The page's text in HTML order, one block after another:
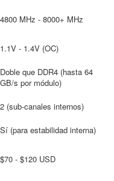
4800 MHz - 8000+ MHz
1.1V - 1.4V (OC)
Doble que DDR4 (hasta 64
GB/s por módulo)
2 (sub-canales internos)
Sí (para estabilidad interna)
$70 - $120 USD